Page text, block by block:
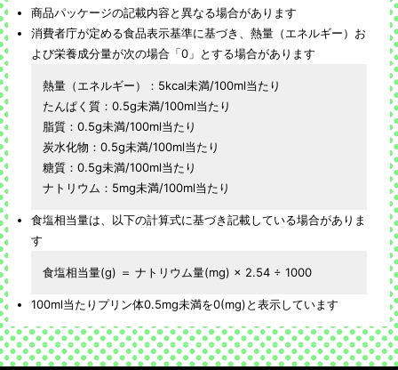
商品パッケージの記載内容と異なる場合があります
消費者庁が定める食品表示基準に基づき、熱量（エネルギー）お
よび栄養成分量が次の場合「0」とする場合があります
熱量（エネルギー）：5kcal未満/100ml当たり
たんぱく質：0.5g未満/100ml当たり
脂質：0.5g未満/100ml当たり
炭水化物：0.5g未満/100ml当たり
糖質：0.5g未満/100ml当たり
ナトリウム：5mg未満/100ml当たり
食塩相当量は、以下の計算式に基づき記載している場合がありま
す
食塩相当量(g) ＝ ナトリウム量(mg) × 2.54 ÷ 1000
100ml当たりプリン体0.5mg未満を0(mg)と表示しています